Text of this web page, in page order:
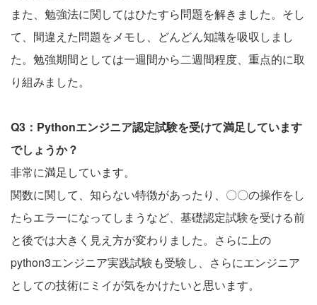
また、勉強法に関してはひたすら問題を解きました。そし
て、間違えた問題をメモし、どんどん知識を吸収しまし
た。勉強期間としては一週間から二週間程度、重点的に取
り組みました。
Q3：Pythonエンジニア認定試験を受けて満足しています
でしょうか？
非常に満足しています。
関数に関して、知らない特徴があったり、〇〇の操作をし
たらエラーになってしまうなど、基礎認定試験を受ける前
と後では大きく見え方が変わりました。さらに上の
python3エンジニア実践試験も受験し、さらにエンジニア
としての技術にミイが気をかけたいと思います。